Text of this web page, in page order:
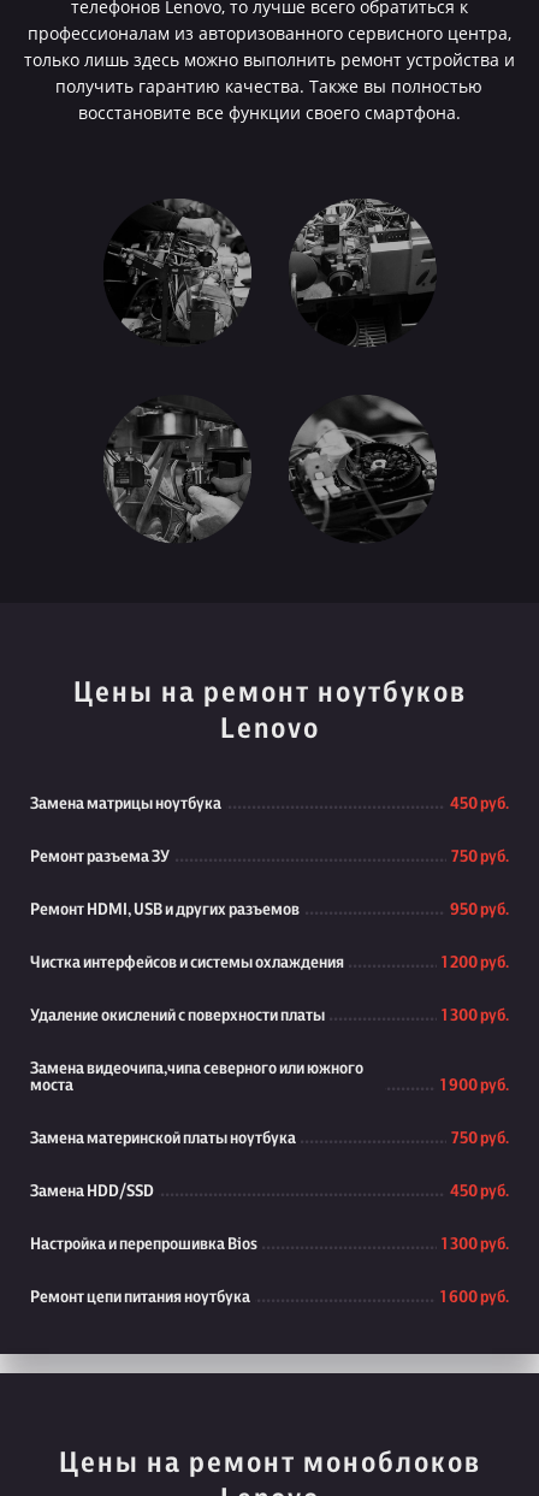
телефонов Lenovo, то лучше всего обратиться к
профессионалам из авторизованного сервисного центра,
только лишь здесь можно выполнить ремонт устройства и
получить гарантию качества. Также вы полностью
восстановите все функции своего смартфона.
Цены на ремонт ноутбуков
Lenovo
Замена матрицы ноутбука 450 руб.
Ремонт разъема ЗУ 750 руб.
Ремонт HDMI, USB и других разъемов 950 руб.
Чистка интерфейсов и системы охлаждения 1 200 руб.
Удаление окислений с поверхности платы 1 300 руб.
Замена видеочипа,чипа северного или южного
моста
1 900 руб.
Замена материнской платы ноутбука 750 руб.
Замена HDD/SSD 450 руб.
Настройка и перепрошивка Bios 1 300 руб.
Ремонт цепи питания ноутбука 1 600 руб.
Цены на ремонт моноблоков